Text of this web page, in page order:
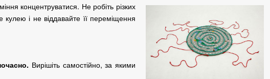
концентруватися. Не робіть різких
і не віддавайте її переміщення
Вирішіть самостійно, за якими